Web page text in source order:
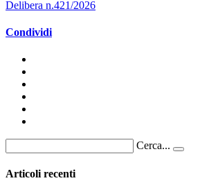
Delibera n.421/2026
Condividi
Cerca...
Articoli recenti